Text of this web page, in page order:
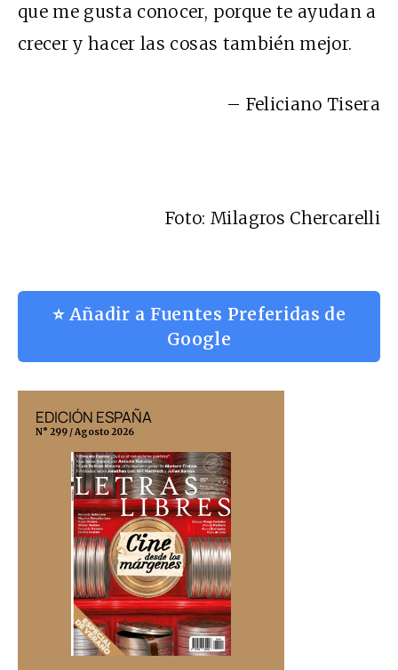
que me gusta conocer, porque te ayudan a
crecer y hacer las cosas también mejor.
– Feliciano Tisera
Foto: Milagros Chercarelli
⭐ Añadir a Fuentes Preferidas de
Google
EDICIÓN ESPAÑA
N° 299 / Agosto 2026